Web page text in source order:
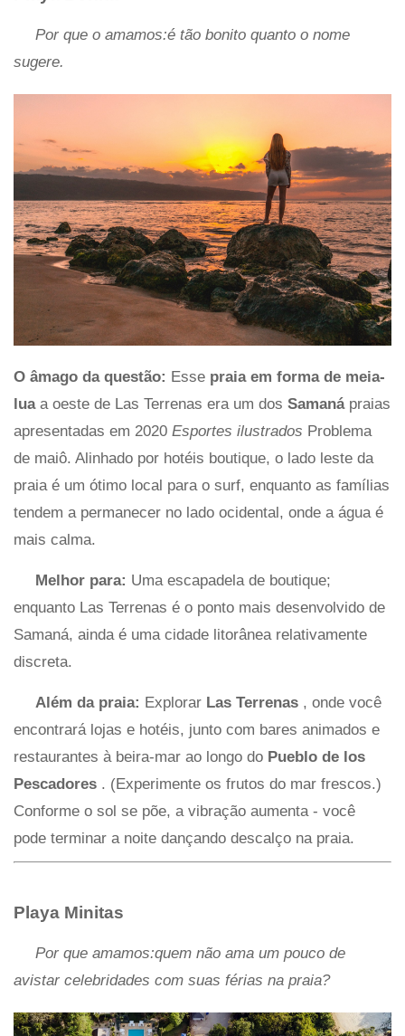
Por que o amamos:é tão bonito quanto o nome
sugere.
O âmago da questão: Esse praia em forma de meia-
lua a oeste de Las Terrenas era um dos Samaná praias
apresentadas em 2020 Esportes ilustrados Problema
de maiô. Alinhado por hotéis boutique, o lado leste da
praia é um ótimo local para o surf, enquanto as famílias
tendem a permanecer no lado ocidental, onde a água é
mais calma.
Melhor para: Uma escapadela de boutique;
enquanto Las Terrenas é o ponto mais desenvolvido de
Samaná, ainda é uma cidade litorânea relativamente
discreta.
Além da praia: Explorar Las Terrenas , onde você
encontrará lojas e hotéis, junto com bares animados e
restaurantes à beira-mar ao longo do Pueblo de los
Pescadores . (Experimente os frutos do mar frescos.)
Conforme o sol se põe, a vibração aumenta - você
pode terminar a noite dançando descalço na praia.
Playa Minitas
Por que amamos:quem não ama um pouco de
avistar celebridades com suas férias na praia?